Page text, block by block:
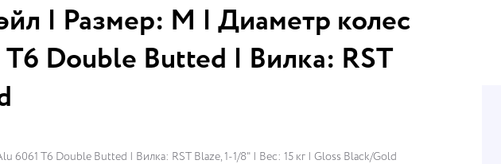
| Размер: M | Диаметр колес
Double Butted | Вилка: RST
6061 T6 Double Butted | Вилка: RST Blaze, 1-1/8" | Вес: 15 кг | Gloss Black/Gold